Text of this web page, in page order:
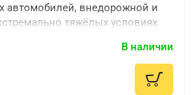
автомобилей, внедорожной и
тяжёлых условиях
В наличии